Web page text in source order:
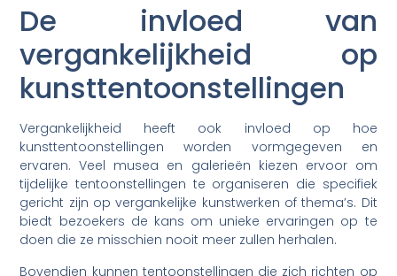
De invloed van
vergankelijkheid op
kunsttentoonstellingen
Vergankelijkheid heeft ook invloed op hoe
kunsttentoonstellingen worden vormgegeven en
ervaren. Veel musea en galerieën kiezen ervoor om
tijdelijke tentoonstellingen te organiseren die specifiek
gericht zijn op vergankelijke kunstwerken of thema’s. Dit
biedt bezoekers de kans om unieke ervaringen op te
doen die ze misschien nooit meer zullen herhalen.
Bovendien kunnen tentoonstellingen die zich richten op